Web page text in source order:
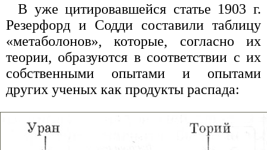
В уже цитировавшейся статье 1903 г.
Резерфорд и Содди составили таблицу
«метаболонов», которые, согласно их
теории, образуются в соответствии с их
собственными опытами и опытами
других ученых как продукты распада: